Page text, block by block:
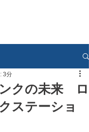
クの未来 ロ
ステーショ
3分